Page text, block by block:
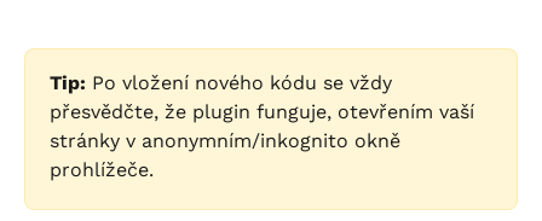
Tip: Po vložení nového kódu se vždy
přesvědčte, že plugin funguje, otevřením vaší
stránky v anonymním/inkognito okně
prohlížeče.